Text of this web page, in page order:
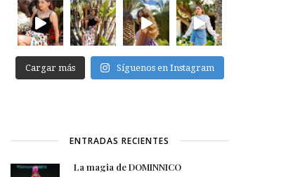
Cargar más Síguenos en Instagram
ENTRADAS RECIENTES
La magia de DOMINNICO